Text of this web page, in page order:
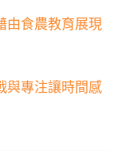
由食農教育展現
與專注讓時間感